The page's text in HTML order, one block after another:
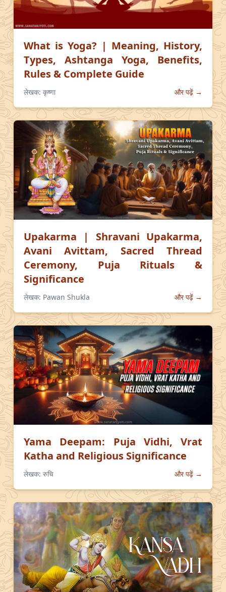
What is Yoga? | Meaning, History,
Types, Ashtanga Yoga, Benefits,
Rules & Complete Guide
लेखक: कृष्णा और पढ़ें →
Upakarma | Shravani Upakarma,
Avani Avittam, Sacred Thread
Ceremony, Puja Rituals &
Significance
लेखक: Pawan Shukla और पढ़ें →
Yama Deepam: Puja Vidhi, Vrat
Katha and Religious Significance
लेखक: रुचि और पढ़ें →